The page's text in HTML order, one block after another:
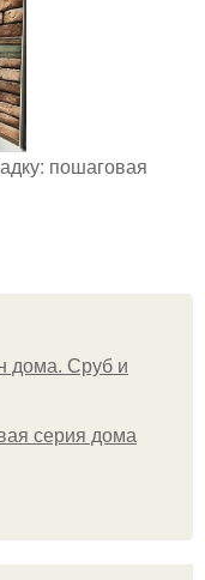
пошаговая
дома. Сруб и
серия дома